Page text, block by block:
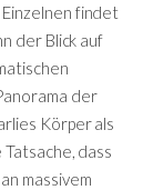
findet
der Blick auf
der
Körper als
dass
massivem